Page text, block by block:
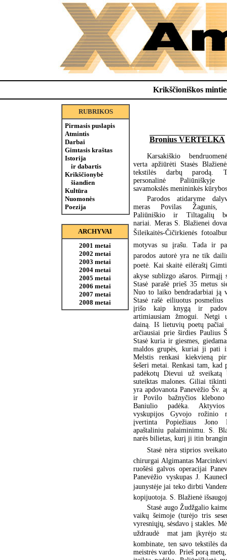
Krikščioniškos
RUBRIKOS
Pirmasis puslapis
Atmintis
Darbai
Gimtasis kraštas
Istorija
ir dabartis
Krikščionybė
šiandien
Kultūra
Nuomonės
Poezija
ARCHYVAI
2001 metai
2002 metai
2003 metai
2004 metai
2005 metai
2006 metai
2007 metai
2008 metai
Bronius VERTELKA
Karsakiškio
verta apžiūrėti Stasės
tekstilės darbų parodą.
personalinė Paliūniškyje
savamokslės menininkės
Parodos atidaryme
meras Povilas Žagunis,
Paliūniškio ir Tiltagalių
nariai. Meras S. Blažienei
Šileikaitės-Čičirkienės
motyvas su įrašu. Tada ir
parodos autorė yra ne tik
poetė. Kai skaitė eilėraštį
akyse sublizgo ašaros. Pirmąjį
Stasė parašė prieš 35 metus
Nuo to laiko bendradarbiai ją
Stasė rašė eiliuotus
įrišo kaip knygą ir
artimiausiam žmogui. Netgi
dainą. Iš lietuvių poetų pačiai
arčiausiai prie širdies Paulius
Stasė kuria ir giesmes,
maldos grupės, kuriai ji pati
Melstis renkasi kiekvieną
šešeri metai. Renkasi tam, kad
padėkotų Dievui už
suteiktas malones. Giliai
yra apdovanota Panevėžio Šv.
ir Povilo bažnyčios
Baniulio padėka. Aktyvios
vyskupijos Gyvojo rožinio
įvertinta Popiežiaus Jono
apaštaliniu palaiminimu. S.
narės bilietas, kurį ji itin
Stasė nėra stiprios
chirurgai Algimantas
ruošėsi galvos operacijai
Panevėžio vyskupas J.
jaunystėje jai teko dirbti
kopijuotoja. S. Blažienė
Stasė augo Žudžgalio
vaikų šeimoje (turėjo tris
vyresniųjų, sėsdavo į stakles.
uždraudė  mat jam įkyrėjo
kombinate, ten savo tekstilės
meistrės vardo. Prieš porą